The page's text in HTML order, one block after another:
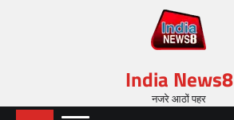
India News8
नजरे आठों पहर